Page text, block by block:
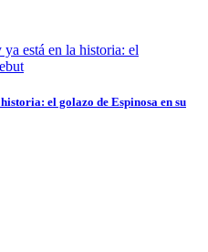
el golazo de Espinosa en su